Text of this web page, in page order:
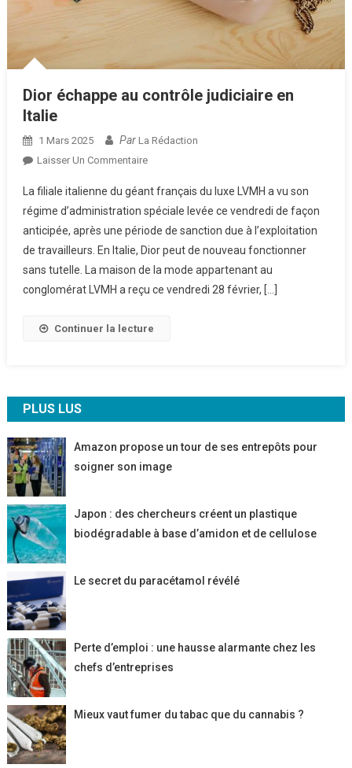
Dior échappe au contrôle judiciaire en
Italie
1 Mars 2025 Par La Rédaction
Laisser Un CommentaireSur
Échappe
Au
Contrôle
Judiciaire
En
Italie
La filiale italienne du géant français du luxe LVMH a vu son
régime d’administration spéciale levée ce vendredi de façon
anticipée, après une période de sanction due à l’exploitation
de travailleurs. En Italie, Dior peut de nouveau fonctionner
sans tutelle. La maison de la mode appartenant au
conglomérat LVMH a reçu ce vendredi 28 février, […]
Continuer la lecture
PLUS LUS
Amazon propose un tour de ses entrepôts pour
soigner son image
Japon : des chercheurs créent un plastique
biodégradable à base d’amidon et de cellulose
Le secret du paracétamol révélé
Perte d’emploi : une hausse alarmante chez les
chefs d’entreprises
Mieux vaut fumer du tabac que du cannabis ?